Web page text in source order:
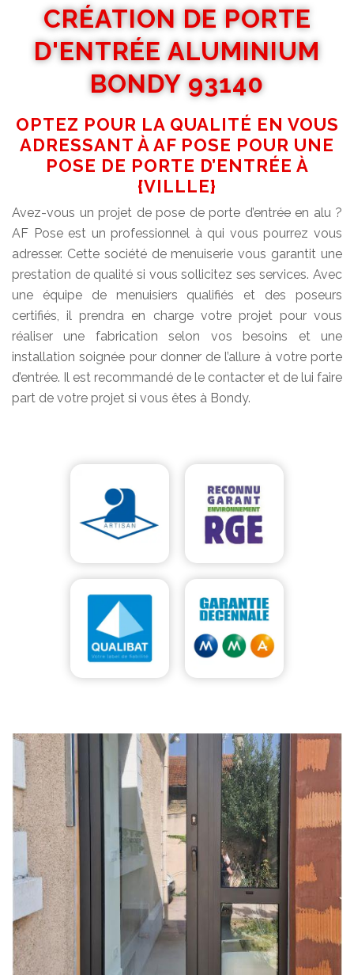
CRÉATION DE PORTE
D'ENTRÉE ALUMINIUM
BONDY 93140
OPTEZ POUR LA QUALITÉ EN VOUS
ADRESSANT À AF POSE POUR UNE
POSE DE PORTE D’ENTRÉE À
{VILLLE}
Avez-vous un projet de pose de porte d’entrée en alu ?
AF Pose est un professionnel à qui vous pourrez vous
adresser. Cette société de menuiserie vous garantit une
prestation de qualité si vous sollicitez ses services. Avec
une équipe de menuisiers qualifiés et des poseurs
certifiés, il prendra en charge votre projet pour vous
réaliser une fabrication selon vos besoins et une
installation soignée pour donner de l’allure à votre porte
d’entrée. Il est recommandé de le contacter et de lui faire
part de votre projet si vous êtes à Bondy.